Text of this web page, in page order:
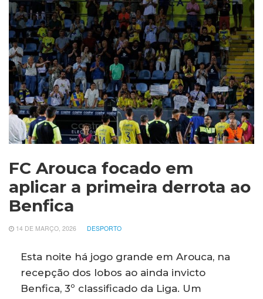
FC Arouca focado em
aplicar a primeira derrota ao
Benfica
14 DE MARÇO, 2026 DESPORTO
Esta noite há jogo grande em Arouca, na
recepção dos lobos ao ainda invicto
Benfica, 3º classificado da Liga. Um